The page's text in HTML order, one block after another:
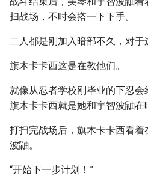
扫战场，不时会搭一下下手。
二人都是刚加入暗部不久，对于
旗木卡卡西这是在教他们。
就像从忍者学校刚毕业的下忍会
旗木卡卡西就是她和宇智波鼬在
打扫完战场后，旗木卡卡西看
波鼬。
“开始下一步计划！”